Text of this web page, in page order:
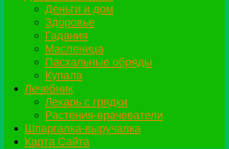
Деньги и дом
Здоровье
Гадания
Масленица
Пасхальные обряды
Купала
Лечебник
Лекарь с грядки
Растения-врачеватели
Шпаргалка-выручалка
Карта Сайта